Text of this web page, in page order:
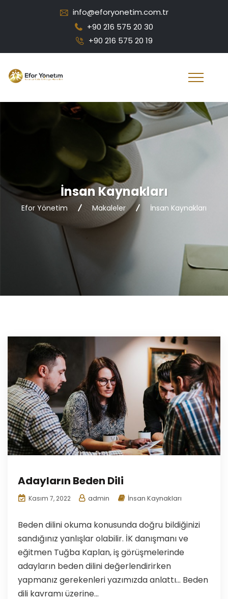
info@eforyonetim.com.tr
+90 216 575 20 30
+90 216 575 20 19
İnsan Kaynakları
Efor Yönetim Makaleler İnsan Kaynakları
Adayların Beden Dili
Kasım 7, 2022 admin İnsan Kaynakları
Beden dilini okuma konusunda doğru bildiğinizi
sandığınız yanlışlar olabilir. İK danışmanı ve
eğitmen Tuğba Kaplan, iş görüşmelerinde
adayların beden dilini değerlendirirken
yapmanız gerekenleri yazımızda anlattı… Beden
dili kavramı üzerine...